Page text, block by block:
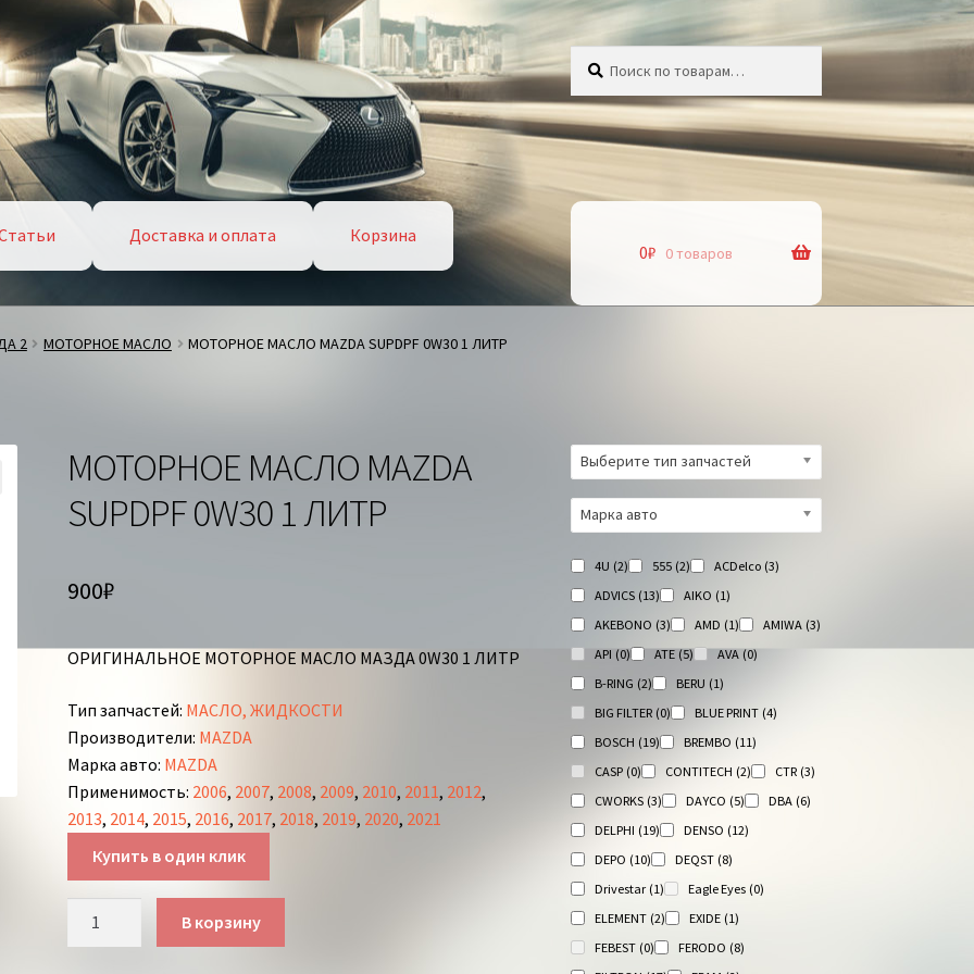
Доставка и оплата
Корзина
0₽ 0 товаров
2 МОТОРНОЕ МАСЛО МОТОРНОЕ МАСЛО MAZDA SUPDPF 0W30 1 ЛИТР
МОТОРНОЕ МАСЛО MAZDA
SUPDPF 0W30 1 ЛИТР
900₽
ОРИГИНАЛЬНОЕ МОТОРНОЕ МАСЛО МАЗДА 0W30 1 ЛИТР
Тип запчастей: МАСЛО, ЖИДКОСТИ
Производители: MAZDA
Марка авто: MAZDA
Применимость: 2006, 2007, 2008, 2009, 2010, 2011, 2012,
2013, 2014, 2015, 2016, 2017, 2018, 2019, 2020, 2021
Купить в один клик
В корзину
Выберите тип запчастей
Марка авто
4U (2) 555 (2) ACDelco (3)
ADVICS (13) AIKO (1)
AKEBONO (3) AMD (1) AMIWA (3)
API (0) ATE (5) AVA (0)
B-RING (2) BERU (1)
BIG FILTER (0) BLUE PRINT (4)
BOSCH (19) BREMBO (11)
CASP (0) CONTITECH (2) CTR (3)
CWORKS (3) DAYCO (5) DBA (6)
DELPHI (19) DENSO (12)
DEPO (10) DEQST (8)
Drivestar (1) Eagle Eyes (0)
ELEMENT (2) EXIDE (1)
FEBEST (0) FERODO (8)